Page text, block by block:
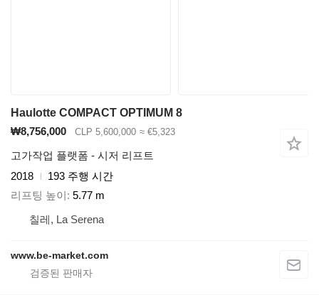
Haulotte COMPACT OPTIMUM 8
₩8,756,000
CLP 5,600,000 ≈ €5,323
고가작업 플랫폼 - 시저 리프트
2018
193 주행 시간
리프팅 높이 5.77 m
칠레, La Serena
www.be-market.com